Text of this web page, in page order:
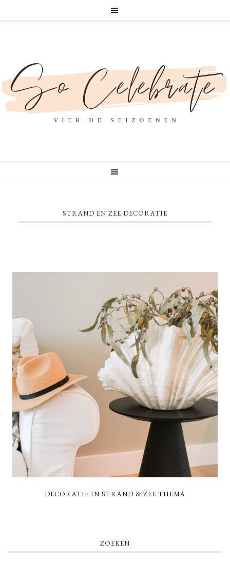
STRAND EN ZEE DECORATIE
DECORATIE IN STRAND & ZEE THEMA
ZOEKEN